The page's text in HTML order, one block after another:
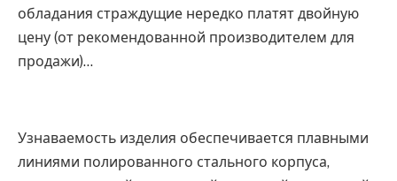
обладания страждущие нередко платят двойную
цену (от рекомендованной производителем для
продажи)…
Узнаваемость изделия обеспечивается плавными
линиями полированного стального корпуса,